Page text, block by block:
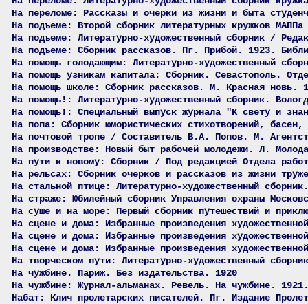
На переломе: Рассказы и очерки из жизни и быта
На подъеме: Второй сборник литературных кружков
На подъеме: Литературно-художественный сборник /
На подъеме: Сборник рассказов. Пг. Прибой. 1923.
На помощь голодающим: Литературно-художественный
На помощь узникам капитала: Сборник. Севастополь.
На помощь школе: Сборник рассказов. М. Красная новь.
На помощь!: Литературно-художественный сборник.
На помощь!: Специальный выпуск журнала "К свету и
На попа: Сборник юмористических стихотворений,
На почтовой тропе / Составитель В.А. Попов. М.
На производстве: Новый быт рабочей молодежи. Л.
На пути к новому: Сборник / Под редакцией Отдела
На рельсах: Сборник очерков и рассказов из жизни
На стальной птице: Литературно-художественный
На страже: Юбилейный сборник Управления охраны
На суше и на море: Первый сборник путешествий и
На сцене и дома: Избранные произведения
На сцене и дома: Избранные произведения
На сцене и дома: Избранные произведения
На творческом пути: Литературно-художественный
На чужбине. Париж. Без издательства. 1920
На чужбине: Журнал-альманах. Ревель. На чужбине.
Набат: Клич пролетарских писателей. Пг. Издание